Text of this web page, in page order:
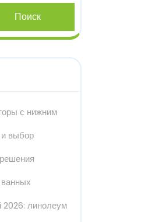
Поиск
с нижним
выбор
2026: линолеум